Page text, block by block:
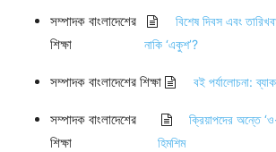
সম্পাদক বাংলাদেশের
শিক্ষা
বিশেষ দিবস এবং
নাকি ‘একুশ’?
সম্পাদক বাংলাদেশের শিক্ষা বই পর্যালোচনা:
সম্পাদক বাংলাদেশের
শিক্ষা
ক্রিয়াপদের অন্তে
হিমশিম